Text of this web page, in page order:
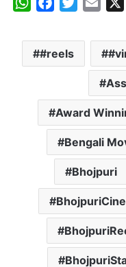
a
t
c
e
o
k
i
r
a
i
l
#reels
Award
Bengali
Bhojpuri